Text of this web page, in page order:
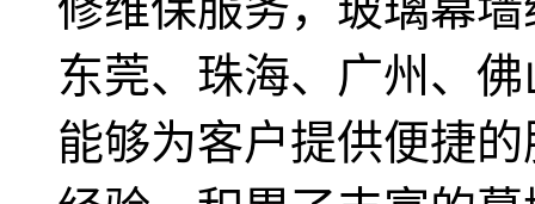
东莞、珠海、广州、
能够为客户提供便捷